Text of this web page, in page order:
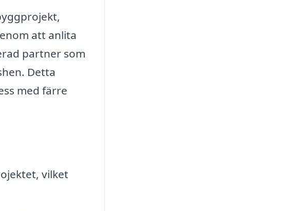
att anlita
partner som
Detta
med färre
vilket